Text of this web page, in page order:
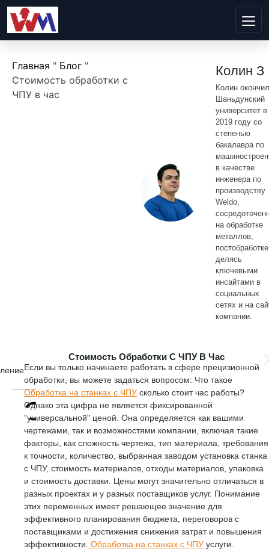
Главная " Блог "
Стоимость обработки с
ЧПУ в час
Колин З
Колин окончил
Шаньдунский
университет в
2019 году со
степенью
бакалавра по
в качестве
инженера по
производству
Weldo,
на обработке
металлов,
делясь
ключевыми
инсайтами в
социальных
сетях и на
компании.
Стоимость Обработки С ЧПУ В Час
Если вы только начинаете работать в сфере прецизионной
обработки, вы можете задаться вопросом: Что такое
Обработка на станках с ЧПУ сколько стоит час работы?
Однако эта цифра не является фиксированной
"универсальной" ценой. Она определяется как вашими
чертежами, так и возможностями компании, включая такие
факторы, как сложность чертежа, тип материала, требования
к точности, количество, выбранная заводом установка станка
с ЧПУ, стоимость материалов, отходы материалов, упаковка
и стоимость доставки. Цены могут значительно отличаться в
разных проектах и у разных поставщиков услуг. Понимание
этих переменных имеет решающее значение для
эффективного планирования бюджета, переговоров с
поставщиками и достижения снижения затрат и повышения
эффективности. Обработка на станках с ЧПУ услуги.